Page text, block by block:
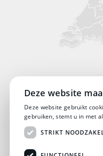
Deze website
Deze website gebruikt
gebruiken, stemt u in met
STRIKT